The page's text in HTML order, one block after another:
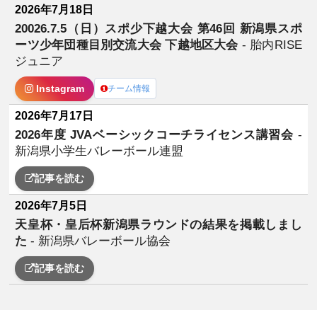
2026年7月18日
20026.7.5（日）スポ少下越大会 第46回 新潟県スポ
ーツ少年団種目別交流大会 下越地区大会 - 胎内RISE
ジュニア
Instagram チーム情報
2026年7月17日
2026年度 JVAベーシックコーチライセンス講習会 -
新潟県小学生バレーボール連盟
記事を読む
2026年7月5日
天皇杯・皇后杯新潟県ラウンドの結果を掲載しまし
た- 新潟県バレーボール協会
記事を読む